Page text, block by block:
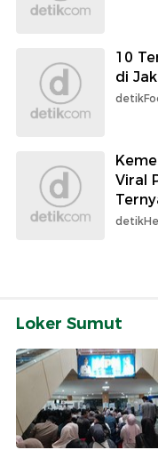
10
di
Viral
Loker Sumut